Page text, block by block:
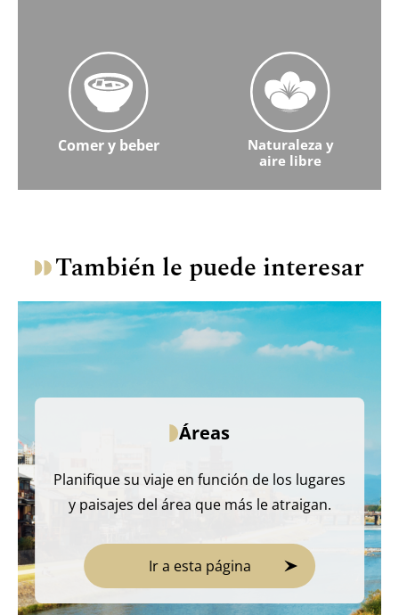
Comer y beber
Naturaleza y
aire libre
También le puede interesar
Áreas
Planifique su viaje en función de los lugares
y paisajes del área que más le atraigan.
Ir a esta página